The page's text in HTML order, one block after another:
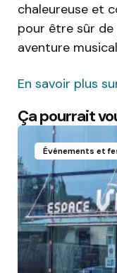
chaleureuse et
pour être sûr
aventure
En savoir plus
Ça pourrait
Événements et